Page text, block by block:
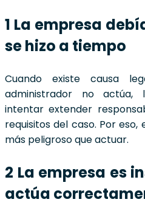
1 La empresa
se hizo a tiempo
Cuando existe causa
administrador no actúa,
intentar extender
requisitos del caso. Por eso,
más peligroso que actuar.
2 La empresa es
actúa